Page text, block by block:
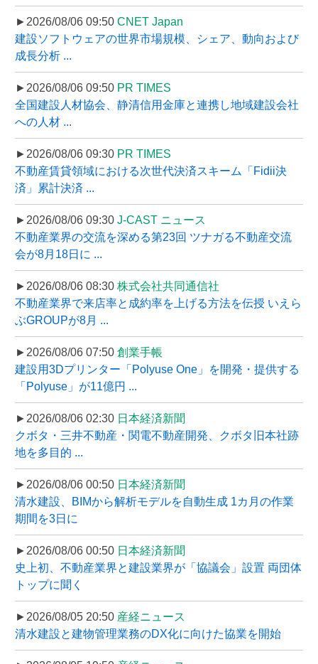
►2026/08/06 09:50 CNET Japan
建設ソフトウェアの世界市場規模、シェア、動向および
成長分析 ...
►2026/08/06 09:50 PR TIMES
全国建設人材協会、静清信用金庫と連携し地域建設会社
への人材 ...
►2026/08/06 09:30 PR TIMES
不動産賃貸領域における次世代決済スキーム「Fidii決
済」累計決済 ...
►2026/08/06 09:30 J-CAST ニュース
不動産業界の交流を深める第23回 ツナガる不動産交流
会が8月18日に ...
►2026/08/06 08:30 株式会社共同通信社
不動産業界で来店率と成約率を上げる方法を伝授 いえら
ぶGROUPが8月 ...
►2026/08/06 07:50 創業手帳
建設用3Dプリンター「Polyuse One」を開発・提供する
「Polyuse」が11億円 ...
►2026/08/06 02:30 日本経済新聞
クボタ・三井不動産・関電不動産開発、クボタ旧本社跡
地を多目的 ...
►2026/08/06 00:50 日本経済新聞
清水建設、BIMから解析モデルを自動生成 1カ月の作業
期間を3日に
►2026/08/06 00:50 日本経済新聞
史上初、不動産業界と建設業界が「協議会」設置 両団体
トップに聞く
►2026/08/05 20:50 産経ニュース
清水建設と建物管理業務のDX化に向けた協業を開始